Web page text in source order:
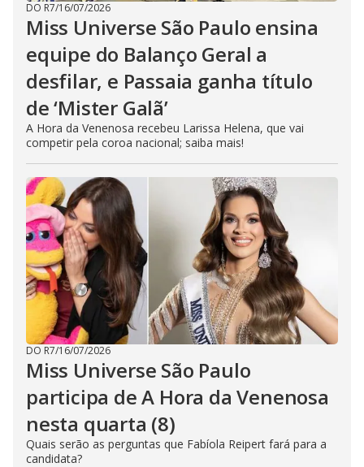
DO R7/16/07/2026
Miss Universe São Paulo ensina
equipe do Balanço Geral a
desfilar, e Passaia ganha título
de ‘Mister Galã’
A Hora da Venenosa recebeu Larissa Helena, que vai
competir pela coroa nacional; saiba mais!
DO R7/16/07/2026
Miss Universe São Paulo
participa de A Hora da Venenosa
nesta quarta (8)
Quais serão as perguntas que Fabíola Reipert fará para a
candidata?